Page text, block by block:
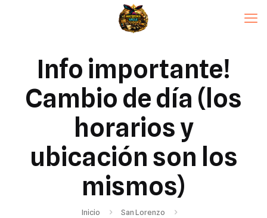
Info importante!
Cambio de día (los
horarios y
ubicación son los
mismos)
Inicio
San Lorenzo